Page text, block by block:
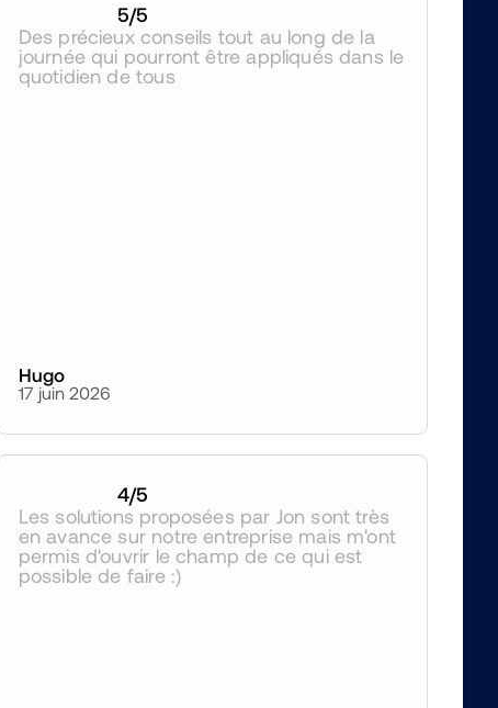
5/5
Des précieux conseils tout au long de la
journée qui pourront être appliqués dans le
quotidien de tous
Hugo
17 juin 2026
4/5
Les solutions proposées par Jon sont très
en avance sur notre entreprise mais m'ont
permis d'ouvrir le champ de ce qui est
possible de faire :)